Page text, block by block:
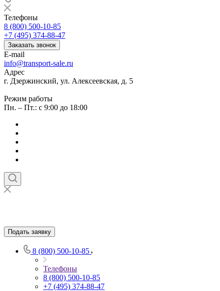
Телефоны
8 (800) 500-10-85
+7 (495) 374-88-47
Заказать звонок
E-mail
info@transport-sale.ru
Адрес
г. Дзержинский, ул. Алексеевская, д. 5
Режим работы
Пн. – Пт.: с 9:00 до 18:00
Подать заявку
8 (800) 500-10-85
Телефоны
8 (800) 500-10-85
+7 (495) 374-88-47